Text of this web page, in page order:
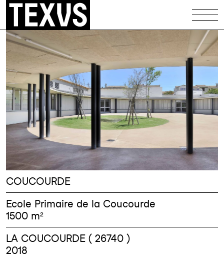
Équipements Patrimoine
Logements Maisons
Illustrations
Codex
Infos
Contact
COUCOURDE
Ecole Primaire de la Coucourde
1500 m²
LA COUCOURDE ( 26740 )
2018